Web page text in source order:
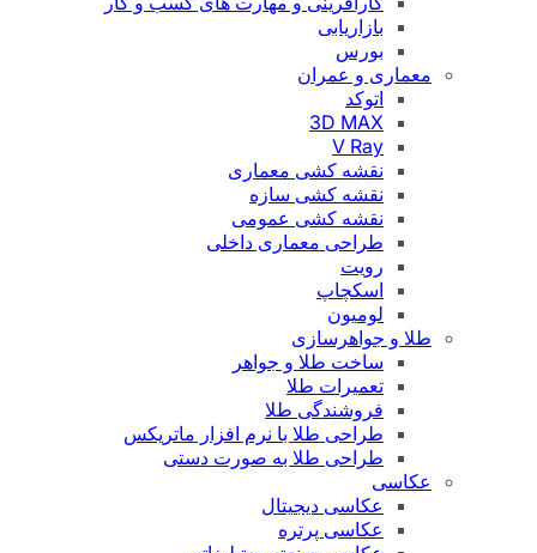
بازاریابی
بورس
معماری و عمران
اتوکد
3D MAX
V Ray
نقشه کشی معماری
نقشه کشی سازه
نقشه کشی عمومی
طراحی معماری داخلی
رویت
اسکچاپ
لومیون
طلا و جواهرسازی
ساخت طلا و جواهر
تعمیرات طلا
فروشندگی طلا
طراحی طلا با نرم افزار ماتریکس
طراحی طلا به صورت دستی
عکاسی
عکاسی دیجیتال
عکاسی پرتره